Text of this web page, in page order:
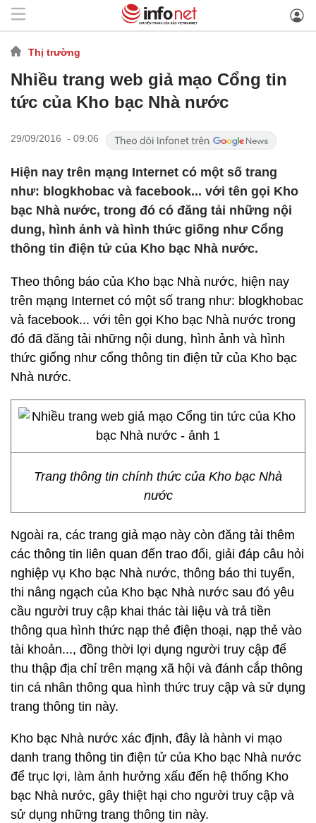
Thị trường
Nhiều trang web giả mạo Cổng tin
tức của Kho bạc Nhà nước
29/09/2016 - 09:06
Hiện nay trên mạng Internet có một số trang
như: blogkhobac và facebook... với tên gọi Kho
bạc Nhà nước, trong đó có đăng tải những nội
dung, hình ảnh và hình thức giống như Cổng
thông tin điện tử của Kho bạc Nhà nước.
Theo thông báo của Kho bạc Nhà nước, hiện nay
trên mạng Internet có một số trang như: blogkhobac
và facebook... với tên gọi Kho bạc Nhà nước trong
đó đã đăng tải những nội dung, hình ảnh và hình
thức giống như cổng thông tin điện tử của Kho bạc
Nhà nước.
Trang thông tin chính thức của Kho bạc Nhà
nước
Ngoài ra, các trang giả mạo này còn đăng tải thêm
các thông tin liên quan đến trao đổi, giải đáp câu hỏi
nghiệp vụ Kho bạc Nhà nước, thông báo thi tuyển,
thi nâng ngạch của Kho bạc Nhà nước sau đó yêu
cầu người truy cập khai thác tài liệu và trả tiền
thông qua hình thức nạp thẻ điện thoại, nạp thẻ vào
tài khoản..., đồng thời lợi dụng người truy cập để
thu thập địa chỉ trên mạng xã hội và đánh cắp thông
tin cá nhân thông qua hình thức truy cập và sử dụng
trang thông tin này.
Kho bạc Nhà nước xác định, đây là hành vi mạo
danh trang thông tin điện tử của Kho bạc Nhà nước
để trục lợi, làm ảnh hưởng xấu đến hệ thống Kho
bạc Nhà nước, gây thiệt hại cho người truy cập và
sử dụng những trang thông tin này.